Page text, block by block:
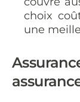
choix
une